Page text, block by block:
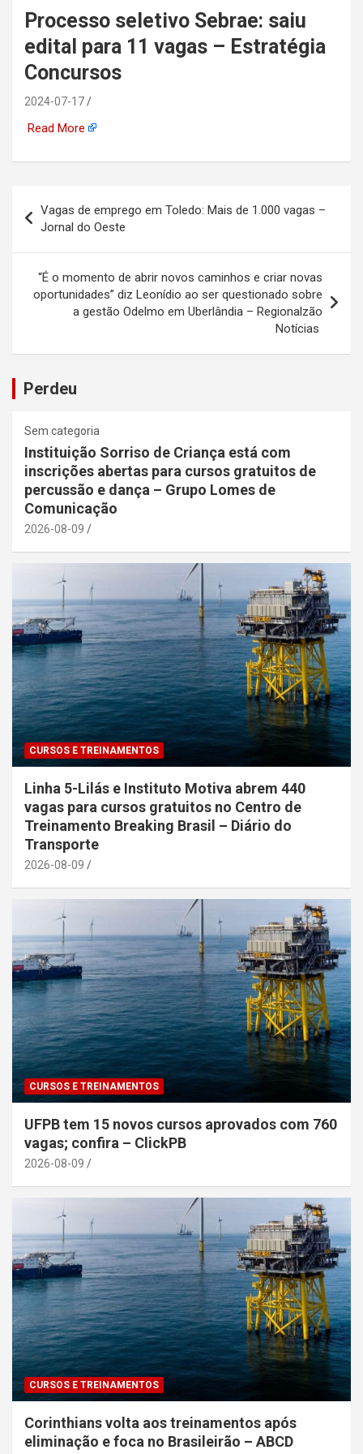
automotiva, mineração,
indústria naval, etc
Processo seletivo Sebrae: saiu
edital para 11 vagas – Estratégia
Concursos
2024-07-17
Read More
de
Post
Vagas de emprego em Toledo: Mais de 1.000 vagas –
Jornal do Oeste
“É o momento de abrir novos caminhos e criar novas
oportunidades” diz Leonídio ao ser questionado sobre
a gestão Odelmo em Uberlândia – Regionalzão
Notícias
Perdeu
Sem categoria
Instituição Sorriso de Criança está com
inscrições abertas para cursos gratuitos de
percussão e dança – Grupo Lomes de
Comunicação
2026-08-09
CURSOS E TREINAMENTOS
Linha 5-Lilás e Instituto Motiva abrem 440
vagas para cursos gratuitos no Centro de
Treinamento Breaking Brasil – Diário do
Transporte
2026-08-09
CURSOS E TREINAMENTOS
UFPB tem 15 novos cursos aprovados com 760
vagas; confira – ClickPB
2026-08-09
CURSOS E TREINAMENTOS
Corinthians volta aos treinamentos após
eliminação e foca no Brasileirão – ABCD